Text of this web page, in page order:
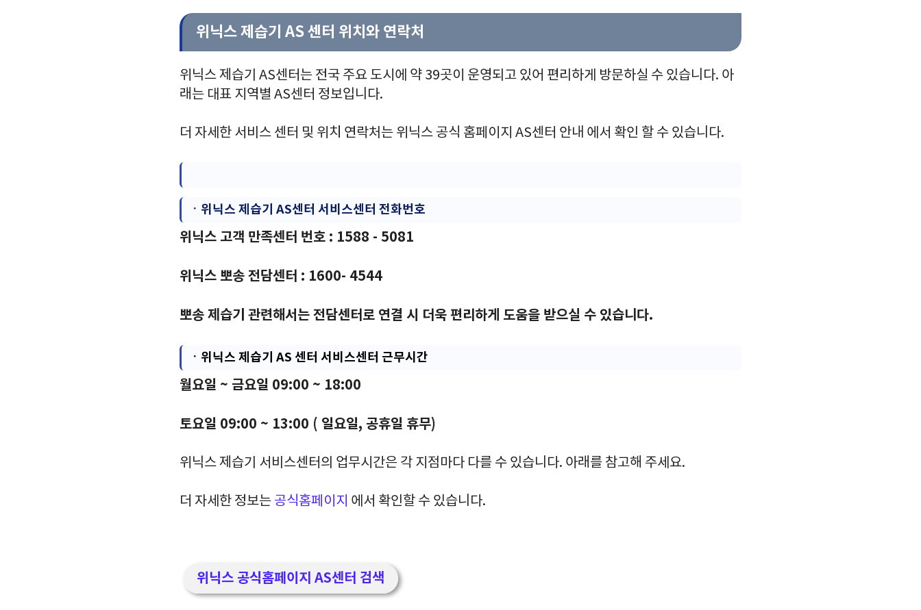
위닉스 제습기 AS 센터 위치와 연락처
위닉스 제습기 AS센터는 전국 주요 도시에 약 39곳이 운영되고 있어 편리하게 방문하실 수 있습니다. 아
래는 대표 지역별 AS센터 정보입니다.
더 자세한 서비스 센터 및 위치 연락처는 위닉스 공식 홈페이지 AS센터 안내 에서 확인 할 수 있습니다.
ㆍ 위닉스 제습기 AS센터 서비스센터 전화번호
위닉스 고객 만족센터 번호 : 1588 - 5081
위닉스 뽀송 전담센터 : 1600- 4544
뽀송 제습기 관련해서는 전담센터로 연결 시 더욱 편리하게 도움을 받으실 수 있습니다.
ㆍ 위닉스 제습기 AS 센터 서비스센터 근무시간
월요일 ~ 금요일 09:00 ~ 18:00
토요일 09:00 ~ 13:00 ( 일요일, 공휴일 휴무)
위닉스 제습기 서비스센터의 업무시간은 각 지점마다 다를 수 있습니다. 아래를 참고해 주세요.
더 자세한 정보는 공식홈페이지 에서 확인할 수 있습니다.
위닉스 공식홈페이지 AS센터 검색